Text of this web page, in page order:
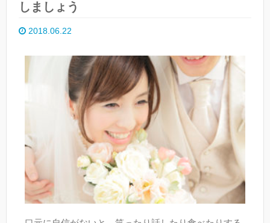
しましょう
2018.06.22